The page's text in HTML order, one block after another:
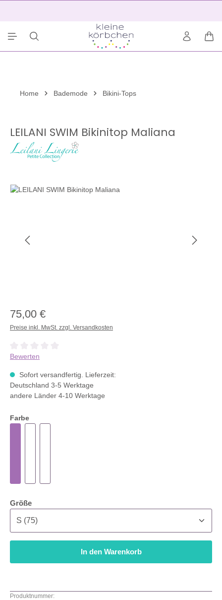
Home Bademode Bikini-Tops
LEILANI SWIM Bikinitop Maliana
Bildergalerie überspringen
75,00 €
Preise inkl. MwSt. zzgl. Versandkosten
Durchschnittliche Bewertung von 0 von 5 Sternen
Bewerten
Sofort versandfertig. Lieferzeit:
Deutschland 3-5 Werktage
andere Länder 4-10 Werktage
Farbe
Größeauswählen
In den Warenkorb
Produktnummer: